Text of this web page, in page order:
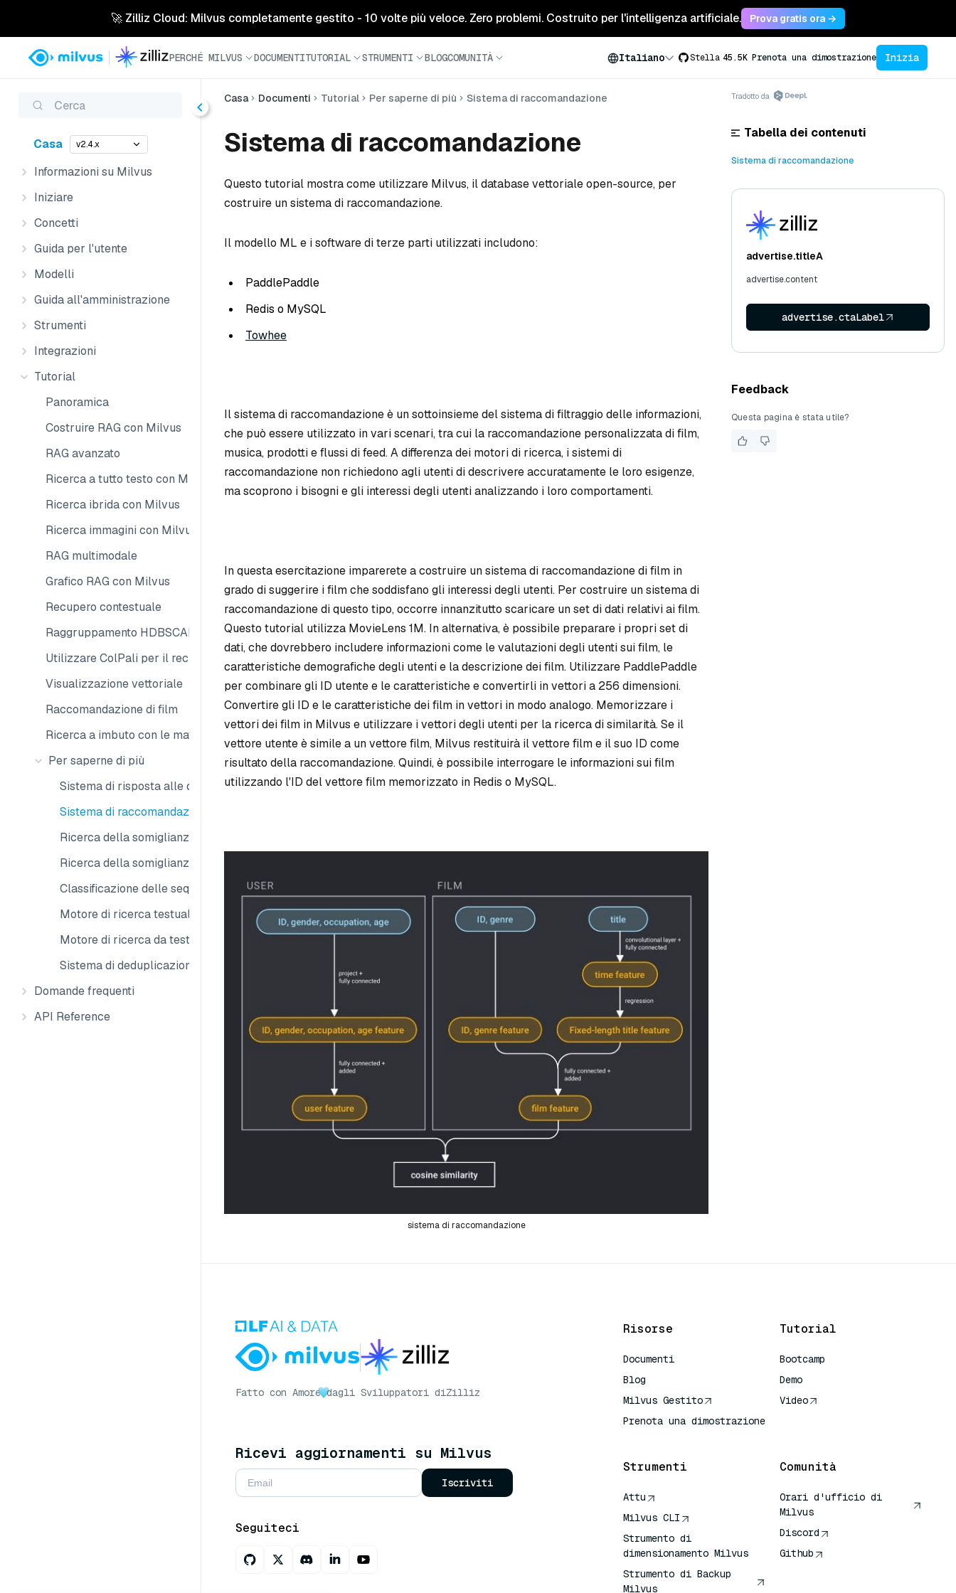
🚀 Zilliz Cloud: Milvus completamente gestito - 10 volte più veloce. Zero problemi. Costruito per l'intelligenza artificiale. Prova gratis ora →
PERCHÉ MILVUS DOCUMENTITUTORIAL STRUMENTI BLOGCOMUNITÀ Italiano Stella 45.5K Prenota una dimostrazione Inizia
Cerca
Casa v2.4.x
Informazioni su Milvus
Iniziare
Concetti
Guida per l'utente
Modelli
Guida all'amministrazione
Strumenti
Integrazioni
Tutorial
Panoramica
Costruire RAG con Milvus
RAG avanzato
Ricerca a tutto testo con Milvus
Ricerca ibrida con Milvus
Ricerca immagini con Milvus
RAG multimodale
Grafico RAG con Milvus
Recupero contestuale
Raggruppamento HDBSCAN
Utilizzare ColPali per il recupero multimodale
Visualizzazione vettoriale
Raccomandazione di film
Ricerca a imbuto con le matrici Matryoshka
Per saperne di più
Sistema di risposta alle domande
Sistema di raccomandazione
Ricerca della somiglianza dei video
Ricerca della somiglianza audio
Classificazione delle sequenze di DNA
Motore di ricerca testuale
Motore di ricerca da testo a immagine
Sistema di deduplicazione delle immagini
Domande frequenti
API Reference
Casa Documenti Tutorial Per saperne di più Sistema di raccomandazione
Sistema di raccomandazione
Questo tutorial mostra come utilizzare Milvus, il database vettoriale open-source, per
costruire un sistema di raccomandazione.
Il modello ML e i software di terze parti utilizzati includono:
PaddlePaddle
Redis o MySQL
Towhee
Il sistema di raccomandazione è un sottoinsieme del sistema di filtraggio delle informazioni,
che può essere utilizzato in vari scenari, tra cui la raccomandazione personalizzata di film,
musica, prodotti e flussi di feed. A differenza dei motori di ricerca, i sistemi di
raccomandazione non richiedono agli utenti di descrivere accuratamente le loro esigenze,
ma scoprono i bisogni e gli interessi degli utenti analizzando i loro comportamenti.
In questa esercitazione imparerete a costruire un sistema di raccomandazione di film in
grado di suggerire i film che soddisfano gli interessi degli utenti. Per costruire un sistema di
raccomandazione di questo tipo, occorre innanzitutto scaricare un set di dati relativi ai film.
Questo tutorial utilizza MovieLens 1M. In alternativa, è possibile preparare i propri set di
dati, che dovrebbero includere informazioni come le valutazioni degli utenti sui film, le
caratteristiche demografiche degli utenti e la descrizione dei film. Utilizzare PaddlePaddle
per combinare gli ID utente e le caratteristiche e convertirli in vettori a 256 dimensioni.
Convertire gli ID e le caratteristiche dei film in vettori in modo analogo. Memorizzare i
vettori dei film in Milvus e utilizzare i vettori degli utenti per la ricerca di similarità. Se il
vettore utente è simile a un vettore film, Milvus restituirà il vettore film e il suo ID come
risultato della raccomandazione. Quindi, è possibile interrogare le informazioni sui film
utilizzando l'ID del vettore film memorizzato in Redis o MySQL.
sistema di raccomandazione
Tradotto da
Tabella dei contenuti
Sistema di raccomandazione
advertise.titleA
advertise.content
advertise.ctaLabel
Feedback
Questa pagina è stata utile?
Fatto con Amore dagli Sviluppatori diZilliz
Ricevi aggiornamenti su Milvus
Iscriviti
Seguiteci
Risorse
Documenti
Blog
Milvus Gestito
Prenota una dimostrazione
Tutorial
Bootcamp
Demo
Video
Strumenti
Attu
Milvus CLI
Strumento di
dimensionamento Milvus
Strumento di Backup
Milvus
Comunità
Orari d'ufficio di
Milvus
Discord
Github